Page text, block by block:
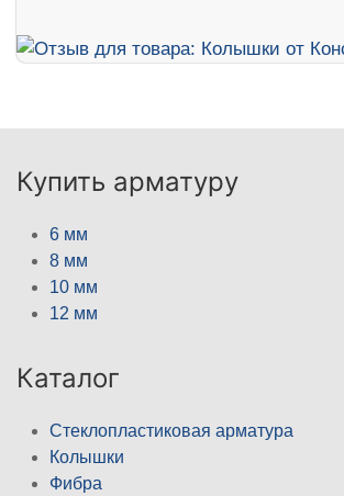
Купить арматуру
6 мм
8 мм
10 мм
12 мм
Каталог
Стеклопластиковая арматура
Колышки
Фибра